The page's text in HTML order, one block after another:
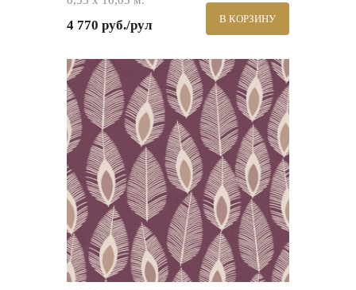
4 770 руб./рул В КОРЗИНУ